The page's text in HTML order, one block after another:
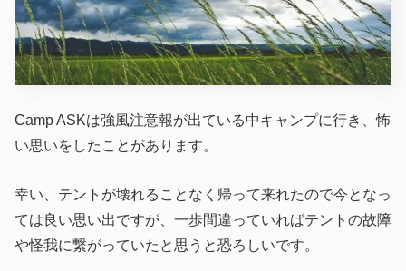
Camp ASKは強風注意報が出ている中キャンプに行き、怖
い思いをしたことがあります。
幸い、テントが壊れることなく帰って来れたので今となっ
ては良い思い出ですが、一歩間違っていればテントの故障
や怪我に繋がっていたと思うと恐ろしいです。